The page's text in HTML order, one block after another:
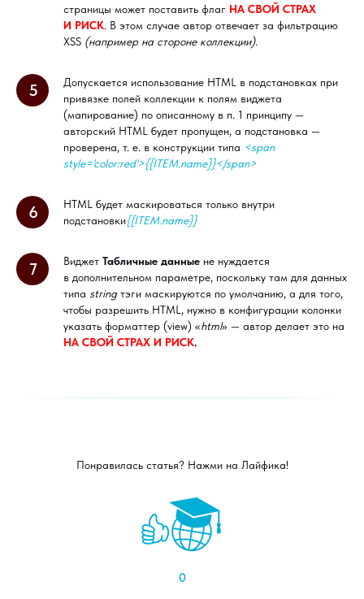
страницы может поставить флаг НА СВОЙ СТРАХ
И РИСК. В этом случае автор отвечает за фильтрацию
XSS (например на стороне коллекции).
5
Допускается использование HTML в подстановках при
привязке полей коллекции к полям виджета
(мапирование) по описанному в п. 1 принципу —
авторский HTML будет пропущен, а подстановка —
проверена, т. е. в конструкции типа <span
style='color:red'>{{ITEM.name}}</span>
6
HTML будет маскироваться только внутри
подстановки{{ITEM.name}}
7 Виджет Табличные данные не нуждается
в дополнительном параметре, поскольку там для данных
типа stringтэги маскируются по умолчанию, а для того,
чтобы разрешить HTML, нужно в конфигурации колонки
указать форматтер (view) «html» — автор делает это на
НА СВОЙ СТРАХ И РИСК.
Понравилась статья? Нажми на Лайфика!
0